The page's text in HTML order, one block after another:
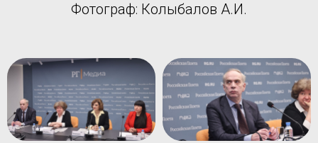
Фотограф: Колыбалов А.И.